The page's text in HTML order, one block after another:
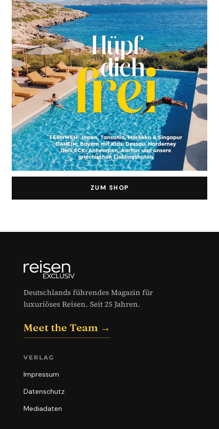
ZUM SHOP
Deutschlands führendes Magazin für
luxuriöses Reisen. Seit 25 Jahren.
Meet the Team →
VERLAG
Impressum
Datenschutz
Mediadaten